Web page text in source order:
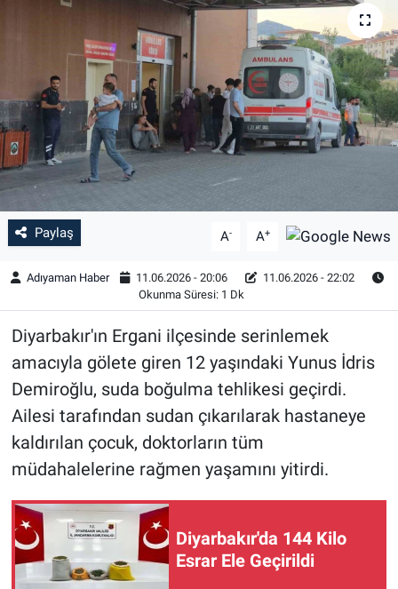
Paylaş A- A+
Adıyaman Haber 11.06.2026 - 20:06
11.06.2026 - 22:02
Okunma Süresi: 1 Dk
Diyarbakır'ın Ergani ilçesinde serinlemek
amacıyla gölete giren 12 yaşındaki Yunus İdris
Demiroğlu, suda boğulma tehlikesi geçirdi.
Ailesi tarafından sudan çıkarılarak hastaneye
kaldırılan çocuk, doktorların tüm
müdahalelerine rağmen yaşamını yitirdi.
Diyarbakır'da 144 Kilo
Esrar Ele Geçirildi
Sağlık
Özel Haber
Kültür Sanat
Eğitim
Ekonomi
Yaşam
Çevre
BİLİM VE TEKNOLOJİ
Şambayat Haber
Haber Arşivi